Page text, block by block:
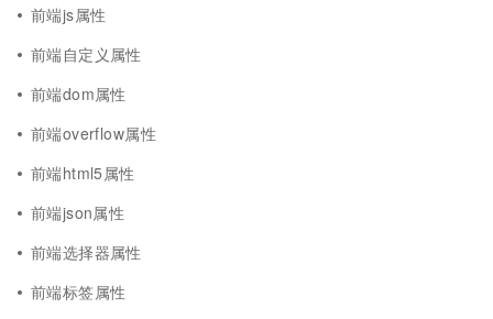
前端js属性
前端自定义属性
前端dom属性
前端overflow属性
前端html5属性
前端json属性
前端选择器属性
前端标签属性